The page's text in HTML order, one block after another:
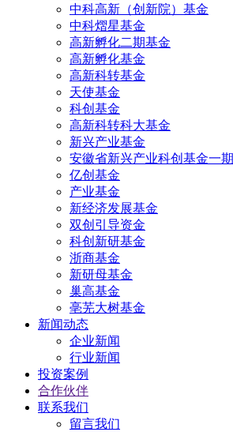
中科高新（创新院）基金
中科熠星基金
高新孵化二期基金
高新孵化基金
高新科转基金
天使基金
科创基金
高新科转科大基金
新兴产业基金
安徽省新兴产业科创基金一期
亿创基金
产业基金
新经济发展基金
双创引导资金
科创新研基金
浙商基金
新研母基金
巢高基金
亳芜大树基金
新闻动态
企业新闻
行业新闻
投资案例
合作伙伴
联系我们
留言我们